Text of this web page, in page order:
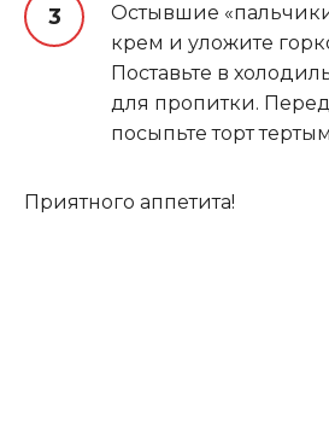
Остывшие
крем и уложите
Поставьте в
для пропитки.
посыпьте торт
Приятного аппетита!